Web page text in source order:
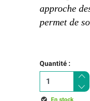
approche
permet de
Quantité :
En stock